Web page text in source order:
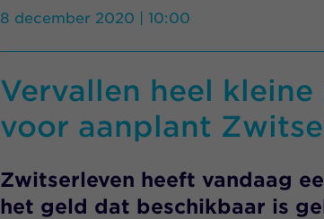
8 december 2020 | 10:00
Vervallen heel
voor aanplant
Zwitserleven heeft vandaag
het geld dat beschikbaar is